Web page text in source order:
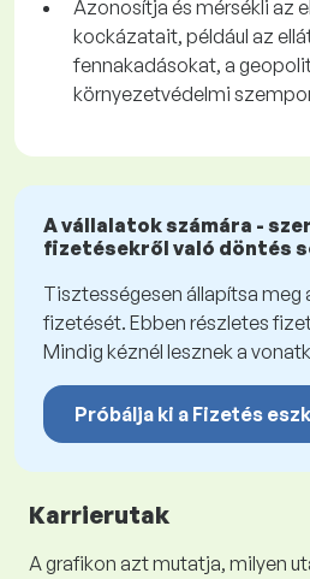
Azonosítja és mérsékli az
kockázatait, például az
fennakadásokat, a
környezetvédelmi
A vállalatok számára -
fizetésekről való döntés
Tisztességesen állapítsa
fizetését. Ebben részletes
Mindig kéznél lesznek a
Próbálja ki a Fizetés
Karrierutak
A grafikon azt mutatja, milyen